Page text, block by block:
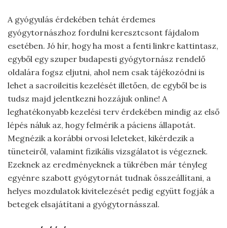
A gyógyulás érdekében tehát érdemes
gyógytornászhoz fordulni keresztcsont fájdalom
esetében. Jó hír, hogy ha most a fenti linkre kattintasz,
egyből egy szuper budapesti gyógytornász rendelő
oldalára fogsz eljutni, ahol nem csak tájékozódni is
lehet a sacroileitis kezelését illetően, de egyből be is
tudsz majd jelentkezni hozzájuk online! A
leghatékonyabb kezelési terv érdekében mindig az első
lépés náluk az, hogy felmérik a páciens állapotát.
Megnézik a korábbi orvosi leleteket, kikérdezik a
tüneteiről, valamint fizikális vizsgálatot is végeznek.
Ezeknek az eredményeknek a tükrében már tényleg
egyénre szabott gyógytornát tudnak összeállítani, a
helyes mozdulatok kivitelezését pedig együtt fogják a
betegek elsajátítani a gyógytornásszal.